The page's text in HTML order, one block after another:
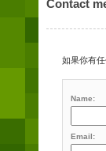
Contact
如果你有
Name:
Email: